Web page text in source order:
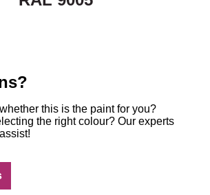
this is the paint for you?
the right colour? Our experts